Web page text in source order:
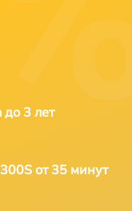
3 лет
от 35 минут